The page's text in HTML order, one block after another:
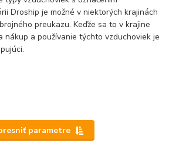
Droship je možné v niektorých krajinách
preukazu. Keďže sa to v krajine
nákup a používanie týchto vzduchoviek je
parametre